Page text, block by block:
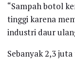
“Sampah botol
tinggi karena
industri daur
Sebanyak 2,3